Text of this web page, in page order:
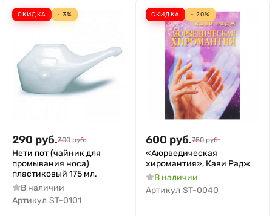
СКИДКА - 3%
290 руб.300 руб.
Нети пот (чайник для
промывания носа)
пластиковый 175 мл.
В наличии
Артикул ST-0101
СКИДКА - 20%
600 руб.750 руб.
«Аюрведическая
хиромантия», Кави Радж
В наличии
Артикул ST-0040